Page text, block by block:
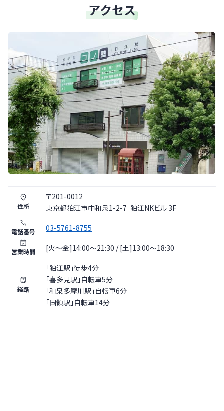
アクセス
住所
〒201-0012
東京都狛江市中和泉1-2-7 狛江NKビル 3F
電話番号 03-5761-8755
営業時間 [火〜金]14:00～21:30 / [土]13:00～18:30
経路
「狛江駅」徒歩4分
「喜多見駅」自転車5分
「和泉多摩川駅」自転車6分
「国領駅」自転車14分